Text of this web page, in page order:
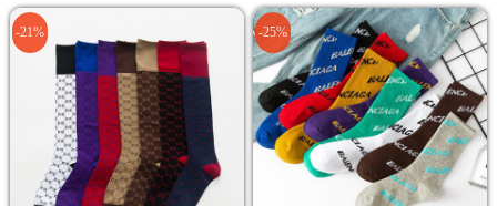
-21% -25%